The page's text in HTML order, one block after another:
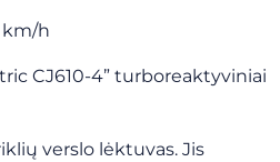
km/h
CJ610-4” turboreaktyviniai
verslo lėktuvas. Jis